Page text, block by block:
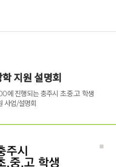
지원 설명회
에 진행되는 충주시 초.중.고 학생
사업/설명회